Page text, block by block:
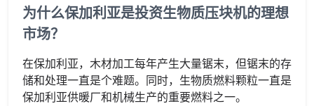
为什么保加利亚是投资生物质压块机的理想
市场？
在保加利亚，木材加工每年产生大量锯末，但锯末的存
储和处理一直是个难题。同时，生物质燃料颗粒一直是
保加利亚供暖厂和机械生产的重要燃料之一。